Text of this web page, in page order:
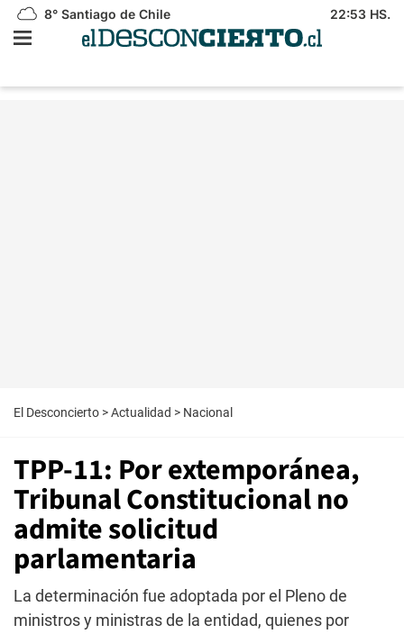
8° Santiago de Chile 22:53 HS.
El Desconcierto >Actualidad > Nacional
TPP-11: Por extemporánea,
Tribunal Constitucional no
admite solicitud
parlamentaria
La determinación fue adoptada por el Pleno de
ministros y ministras de la entidad, quienes por